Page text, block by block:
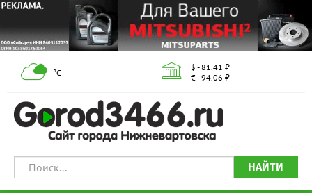
°С
$ - 81.41 ₽
€ - 94.06 ₽
НАЙТИ